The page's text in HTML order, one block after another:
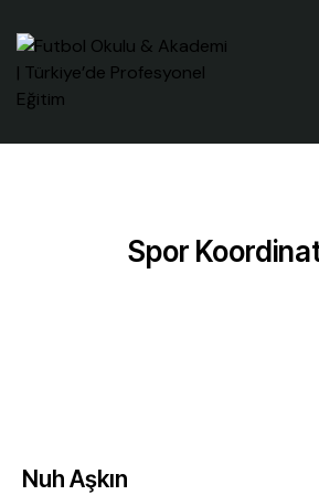
Spor
Nuh Aşkın